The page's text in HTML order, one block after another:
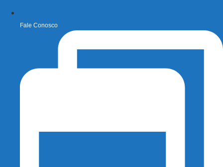
Fale Conosco